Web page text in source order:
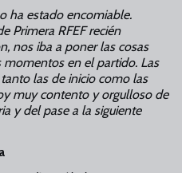
ha estado encomiable.
Primera RFEF recién
nos iba a poner las cosas
momentos en el partido. Las
las de inicio como las
muy contento y orgulloso de
y del pase a la siguiente